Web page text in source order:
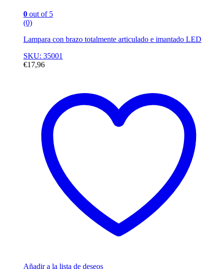
0 out of 5
(0)
Lampara con brazo totalmente articulado e imantado LED
SKU: 35001
€17,96
Añadir a la lista de deseos